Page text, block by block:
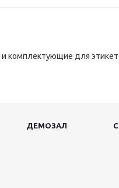
и комплектующие для
ДЕМОЗАЛ